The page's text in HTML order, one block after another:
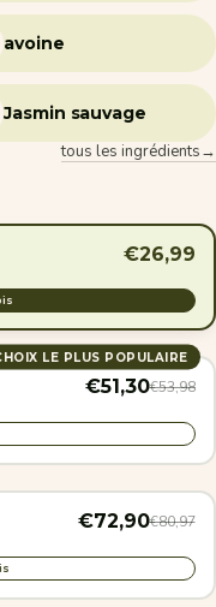
avoine
Jasmin sauvage
tous les ingrédients→
€26,99
LE PLUS POPULAIRE
€51,30€53,98
€72,90€80,97